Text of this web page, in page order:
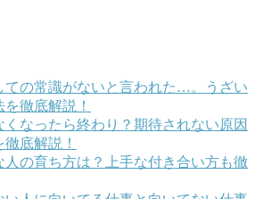
ての常識がないと言われた…。うざい
徹底解説！
くなったら終わり？期待されない原因
底解説！
人の育ち方は？上手な付き合い方も徹